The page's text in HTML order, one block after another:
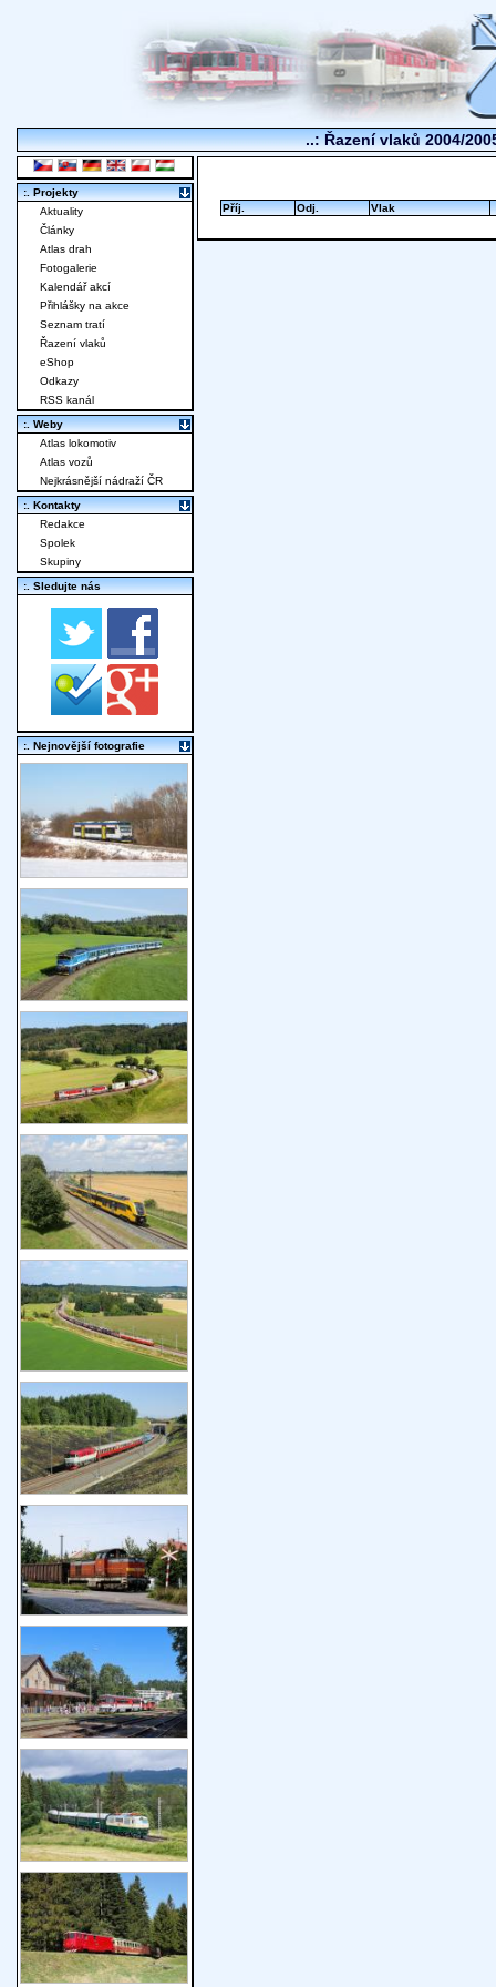
..: Řazení vlaků 2004/
Příj. Odj. Vlak
:. Projekty
Aktuality
Články
Atlas drah
Fotogalerie
Kalendář akcí
Přihlášky na akce
Seznam tratí
Řazení vlaků
eShop
Odkazy
RSS kanál
:. Weby
Atlas lokomotiv
Atlas vozů
Nejkrásnější nádraží ČR
:. Kontakty
Redakce
Spolek
Skupiny
:. Sledujte nás
:. Nejnovější fotografie